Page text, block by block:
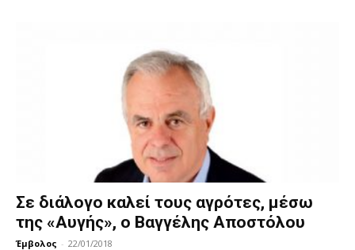
Σε διάλογο καλεί τους αγρότες, μέσω
της «Αυγής», ο Βαγγέλης Αποστόλου
Έμβολος - 22/01/2018